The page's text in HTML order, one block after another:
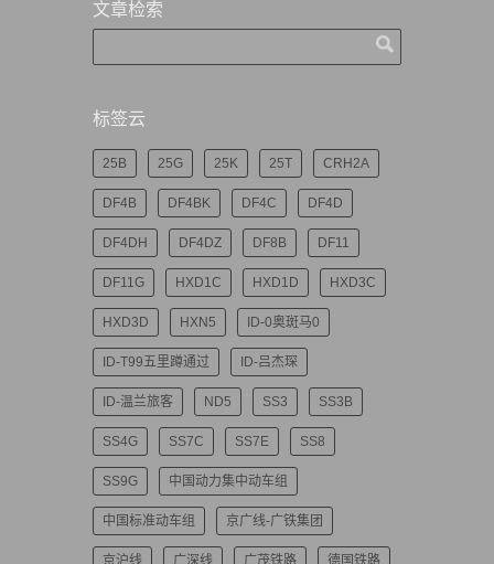
文章检索
标签云
25B 25G 25K 25T CRH2A
DF4B DF4BK DF4C DF4D
DF4DH DF4DZ DF8B DF11
DF11G HXD1C HXD1D HXD3C
HXD3D HXN5 ID-0奥斑马0
ID-T99五里蹲通过 ID-吕杰琛
ID-温兰旅客 ND5 SS3 SS3B
SS4G SS7C SS7E SS8
SS9G 中国动力集中动车组
中国标准动车组 京广线-广铁集团